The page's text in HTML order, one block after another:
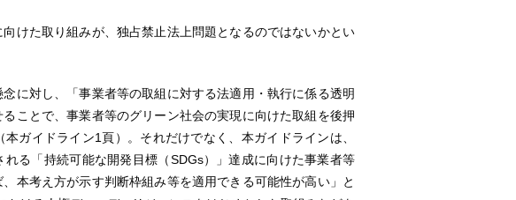
けた取り組みが、独占禁止法上問題となるのではないかとい
に対し、「事業者等の取組に対する法適用・執行に係る透明
ことで、事業者等のグリーン社会の実現に向けた取組を後押
ガイドライン1頁）。それだけでなく、本ガイドラインは、
れる「持続可能な開発目標（SDGs）」達成に向けた事業者等
本考え方が示す判断枠組み等を適用できる可能性が高い」と